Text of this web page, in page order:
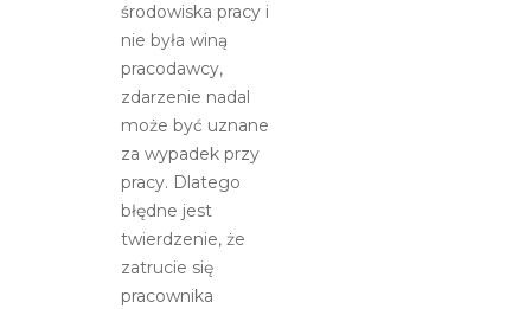
środowiska pracy i
nie była winą
pracodawcy,
zdarzenie nadal
może być uznane
za wypadek przy
pracy. Dlatego
błędne jest
twierdzenie, że
zatrucie się
pracownika